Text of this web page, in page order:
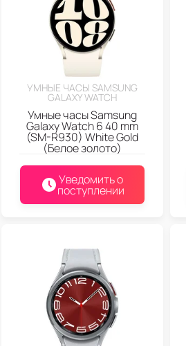
УМНЫЕ ЧАСЫ SAMSUNG
GALAXY WATCH
Умные часы Samsung
Galaxy Watch 6 40 mm
(SM-R930) White Gold
(Белое золото)
Уведомить о
поступлении